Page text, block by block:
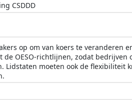
CSDDD
op om van koers te
de OESO-richtlijnen, zodat
Lidstaten moeten ook de